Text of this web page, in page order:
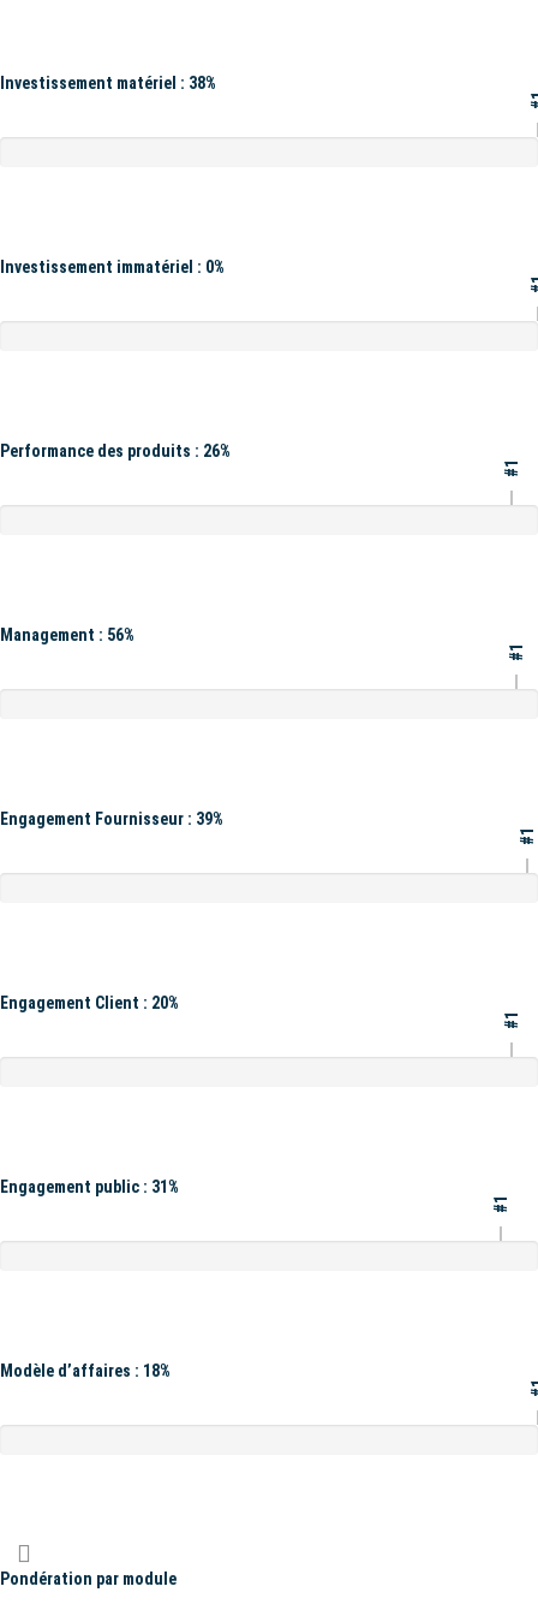
Investissement matériel : 38%
Investissement immatériel : 0%
Performance des produits : 26%
#1
Management : 56%
#1
Engagement Fournisseur : 39%
#1
Engagement Client : 20%
#1
Engagement public : 31%
#1
Modèle d’affaires : 18%
Pondération par module